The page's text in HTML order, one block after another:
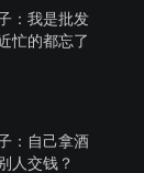
：我是批发
忙的都忘了
：自己拿酒
人交钱？